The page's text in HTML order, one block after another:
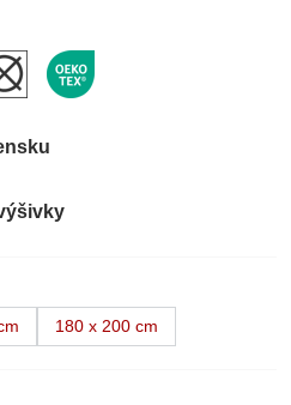
180 x 200 cm